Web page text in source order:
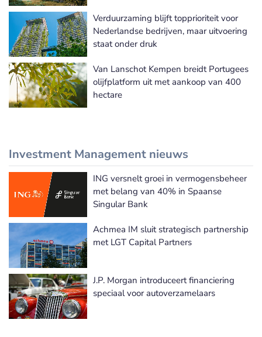
Verduurzaming blijft topprioriteit voor
Nederlandse bedrijven, maar uitvoering
staat onder druk
Van Lanschot Kempen breidt Portugees
olijfplatform uit met aankoop van 400
hectare
Investment Management nieuws
Meer Investment Management nieuws
ING versnelt groei in vermogensbeheer
met belang van 40% in Spaanse
Singular Bank
Achmea IM sluit strategisch partnership
met LGT Capital Partners
J.P. Morgan introduceert financiering
speciaal voor autoverzamelaars